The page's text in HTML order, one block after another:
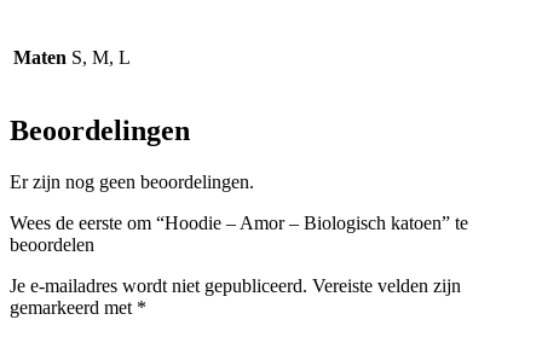
Maten S, M, L
Beoordelingen
Er zijn nog geen beoordelingen.
Wees de eerste om “Hoodie – Amor – Biologisch katoen” te
beoordelen
Je e-mailadres wordt niet gepubliceerd. Vereiste velden zijn
gemarkeerd met *